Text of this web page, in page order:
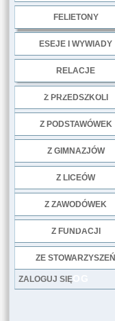
FELIETONY
ESEJE I WYWIADY
RELACJE
Z PRZEDSZKOLI
Z PODSTAWÓWEK
Z GIMNAZJÓW
Z LICEÓW
Z ZAWODÓWEK
Z FUNDACJI
ZE STOWARZYSZEŃ
LOG
ZALOGUJ SIĘ